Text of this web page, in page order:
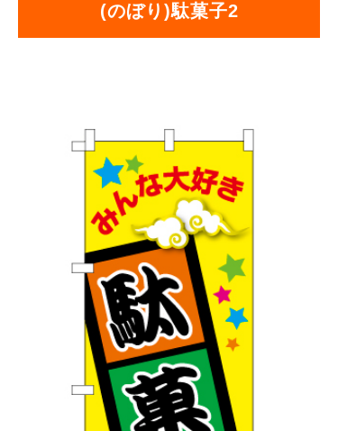
注目キーワード
韓国グルメ 駐車場
CATEGORY
飲食 住まい・暮らし
美容・健康 地域・観光
イベント・季節 不動産・建築
カルチャー・教養 娯楽
ご利用ガイド トップ
取り扱い商品一覧
既製デザイン商品注文方法
オリジナルオーダー注文方法
お届け納期と配送方法
初めての方へ
BEGINNER'S GUIDE
初めての方へ トップ
商品について
お客様の声
よくある質問
(のぼり)駄菓子2